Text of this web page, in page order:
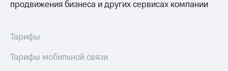
продвижения бизнеса и других сервисах компании
Тарифы
Тарифы мобильной связи